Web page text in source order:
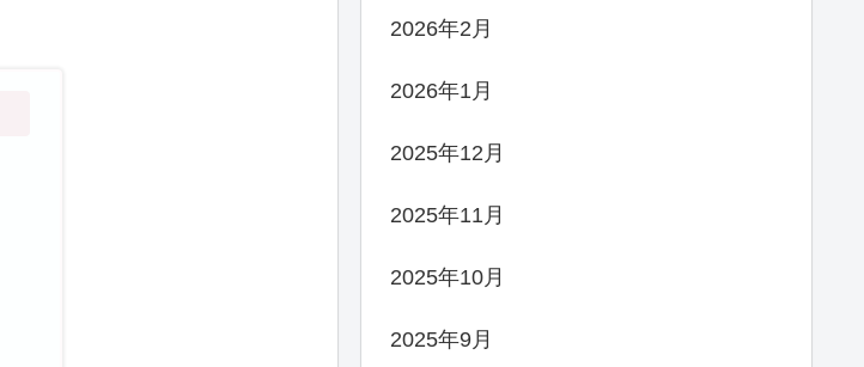
2026年2月
2026年1月
2025年12月
2025年11月
2025年10月
2025年9月